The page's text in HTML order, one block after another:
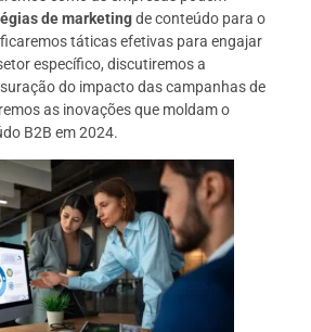
de marketingde conteúdo para o
táticas efetivas para engajar
específico, discutiremos a
do impacto das campanhas de
as inovações que moldam o
B2B em 2024.